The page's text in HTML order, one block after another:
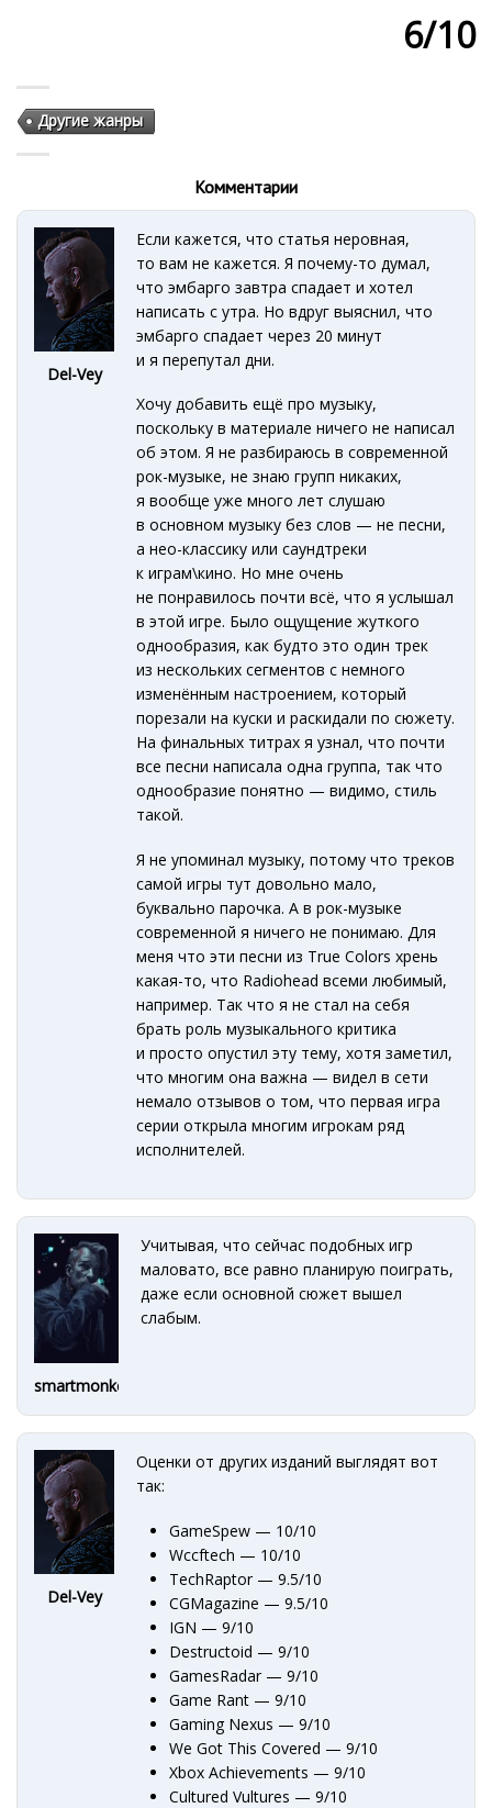
6/10
Другие жанры
Комментарии
Del-Vey
Если кажется, что статья неровная,
то вам не кажется. Я почему-то думал,
что эмбарго завтра спадает и хотел
написать с утра. Но вдруг выяснил, что
эмбарго спадает через 20 минут
и я перепутал дни.
Хочу добавить ещё про музыку,
поскольку в материале ничего не написал
об этом. Я не разбираюсь в современной
рок-музыке, не знаю групп никаких,
я вообще уже много лет слушаю
в основном музыку без слов — не песни,
а нео-классику или саундтреки
к играм\кино. Но мне очень
не понравилось почти всё, что я услышал
в этой игре. Было ощущение жуткого
однообразия, как будто это один трек
из нескольких сегментов с немного
изменённым настроением, который
порезали на куски и раскидали по сюжету.
На финальных титрах я узнал, что почти
все песни написала одна группа, так что
однообразие понятно — видимо, стиль
такой.
Я не упоминал музыку, потому что треков
самой игры тут довольно мало,
буквально парочка. А в рок-музыке
современной я ничего не понимаю. Для
меня что эти песни из True Colors хрень
какая-то, что Radiohead всеми любимый,
например. Так что я не стал на себя
брать роль музыкального критика
и просто опустил эту тему, хотя заметил,
что многим она важна — видел в сети
немало отзывов о том, что первая игра
серии открыла многим игрокам ряд
исполнителей.
smartmonkey
Учитывая, что сейчас подобных игр
маловато, все равно планирую поиграть,
даже если основной сюжет вышел
слабым.
Del-Vey
Оценки от других изданий выглядят вот
так:
GameSpew — 10/10
Wccftech — 10/10
TechRaptor — 9.5/10
CGMagazine — 9.5/10
IGN — 9/10
Destructoid — 9/10
GamesRadar — 9/10
Game Rant — 9/10
Gaming Nexus — 9/10
We Got This Covered — 9/10
Xbox Achievements — 9/10
Cultured Vultures — 9/10